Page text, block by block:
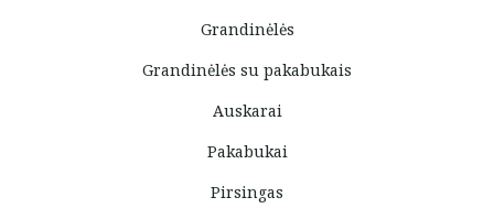
Grandinėlės
Grandinėlės su pakabukais
Auskarai
Pakabukai
Pirsingas